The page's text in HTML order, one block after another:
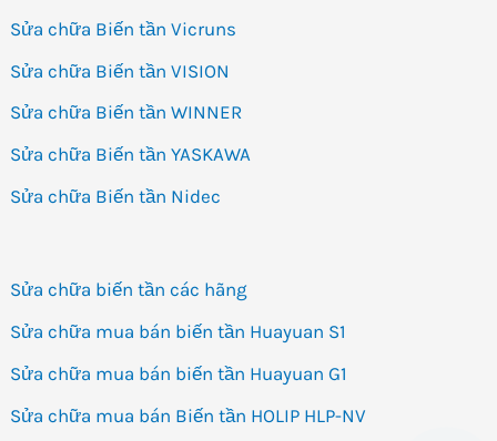
Sửa chữa Biến tần Vicruns
Sửa chữa Biến tần VISION
Sửa chữa Biến tần WINNER
Sửa chữa Biến tần YASKAWA
Sửa chữa Biến tần Nidec
Sửa chữa biến tần các hãng
Sửa chữa mua bán biến tần Huayuan S1
Sửa chữa mua bán biến tần Huayuan G1
Sửa chữa mua bán Biến tần HOLIP HLP-NV